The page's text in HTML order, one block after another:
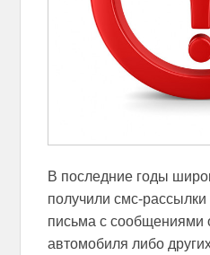
В последние годы
получили смс-
письма с
автомобиля либо